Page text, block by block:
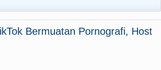
Bermuatan Pornografi, Host